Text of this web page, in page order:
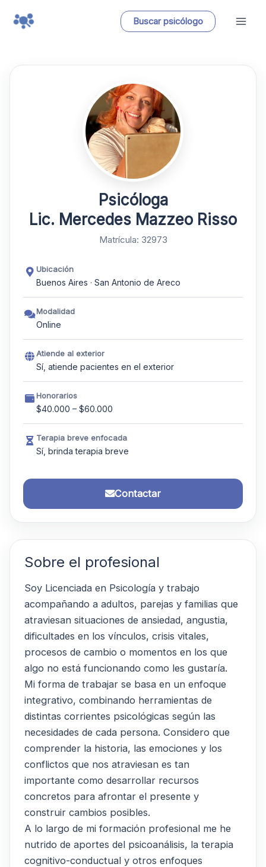
Buscar psicólogo
Psicóloga
Lic. Mercedes Mazzeo Risso
Matrícula: 32973
Ubicación
Buenos Aires · San Antonio de Areco
Modalidad
Online
Atiende al exterior
Sí, atiende pacientes en el exterior
Honorarios
$40.000 – $60.000
Terapia breve enfocada
Sí, brinda terapia breve
Contactar
Sobre el profesional
Soy Licenciada en Psicología y trabajo
acompañando a adultos, parejas y familias que
atraviesan situaciones de ansiedad, angustia,
dificultades en los vínculos, crisis vitales,
procesos de cambio o momentos en los que
algo no está funcionando como les gustaría.
Mi forma de trabajar se basa en un enfoque
integrativo, combinando herramientas de
distintas corrientes psicológicas según las
necesidades de cada persona. Considero que
comprender la historia, las emociones y los
conflictos que nos atraviesan es tan
importante como desarrollar recursos
concretos para afrontar el presente y
construir cambios posibles.
A lo largo de mi formación profesional me he
nutrido de aportes del psicoanálisis, la terapia
cognitivo-conductual y otros enfoques